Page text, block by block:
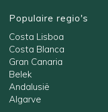
Populaire regio's
Costa Lisboa
Costa Blanca
Gran Canaria
Belek
Andalusië
Algarve